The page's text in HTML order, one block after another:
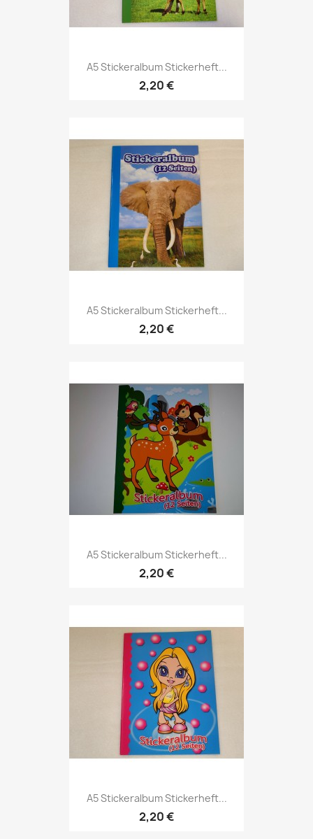
A5 Stickeralbum Stickerheft...
2,20 €
A5 Stickeralbum Stickerheft...
2,20 €
A5 Stickeralbum Stickerheft...
2,20 €
A5 Stickeralbum Stickerheft...
2,20 €